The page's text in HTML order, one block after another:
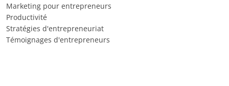
Marketing pour entrepreneurs
Productivité
Stratégies d'entrepreneuriat
Témoignages d'entrepreneurs